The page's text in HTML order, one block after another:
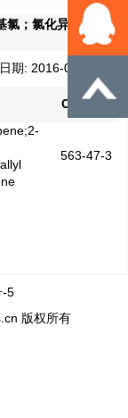
氯；氯化异丁烯；1-
期: 2016-04-21
CAS No.
563-47-3
-5
版权所有